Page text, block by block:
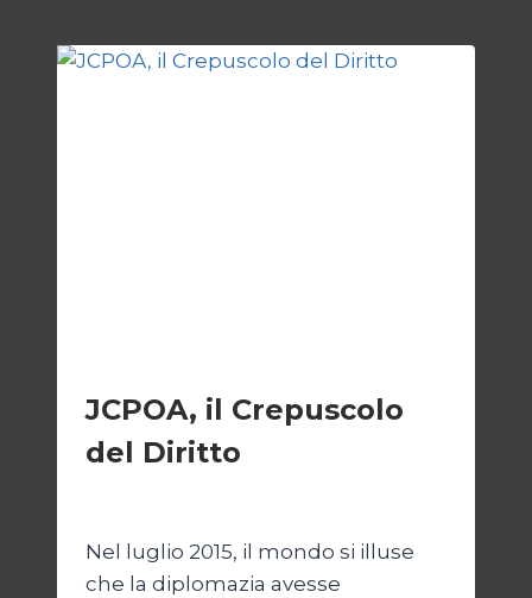
PER
L’IRAN
JCPOA, il Crepuscolo
del Diritto
Nel luglio 2015, il mondo si illuse
che la diplomazia avesse